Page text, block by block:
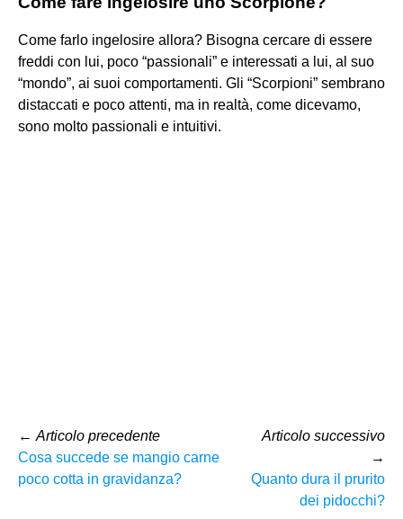
Come farlo ingelosire allora? Bisogna cercare di essere
freddi con lui, poco “passionali” e interessati a lui, al suo
“mondo”, ai suoi comportamenti. Gli “Scorpioni” sembrano
distaccati e poco attenti, ma in realtà, come dicevamo,
sono molto passionali e intuitivi.
← Articolo precedente
Cosa succede se mangio carne
poco cotta in gravidanza?
Articolo successivo
→
Quanto dura il prurito
dei pidocchi?